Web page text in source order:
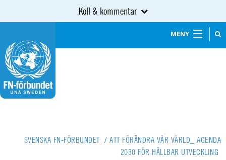
Koll & kommentar
MENY
SVENSKA FN-FÖRBUNDET / ATT FÖRÄNDRA VÅR VÄRLD_ AGENDA
2030 FÖR HÅLLBAR UTVECKLING